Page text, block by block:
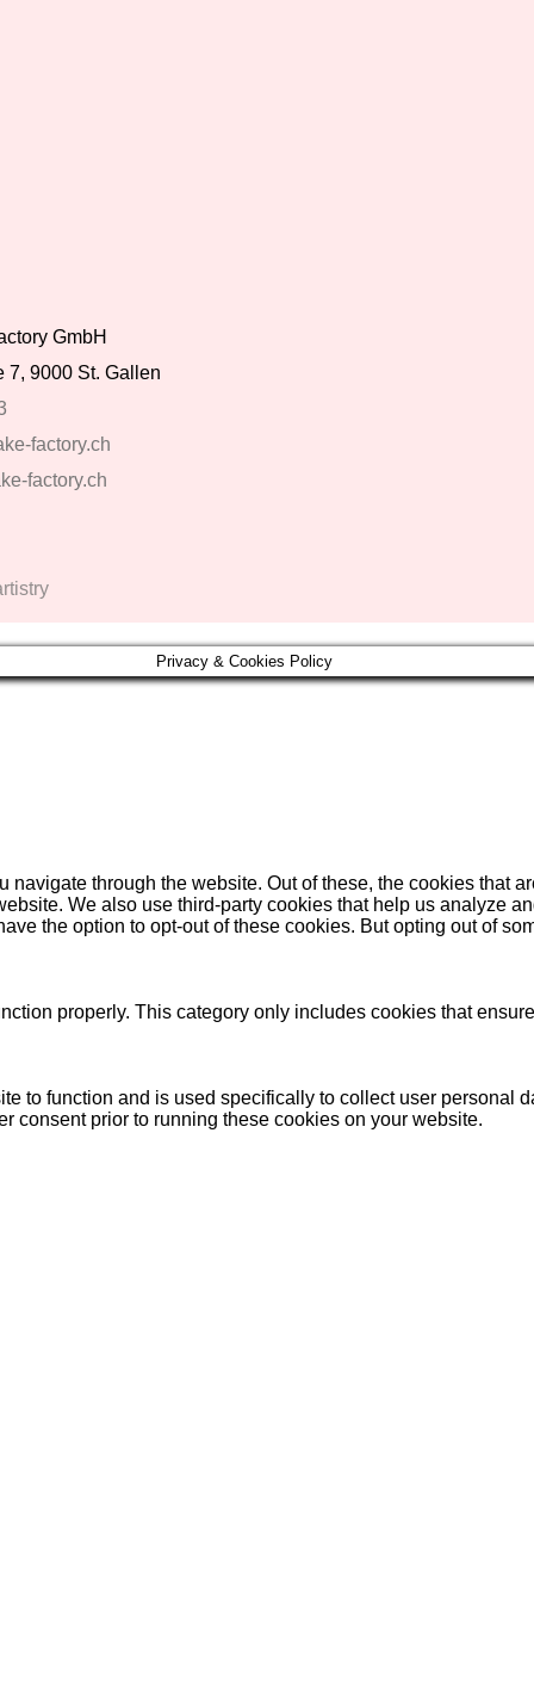
GmbH
7, 9000 St. Gallen
factory.ch
factory.ch
Privacy & Cookies Policy
through the website. Out of these, the cookies that
We also use third-party cookies that help us analyze
the option to opt-out of these cookies. But opting out of
properly. This category only includes cookies that
to function and is used specifically to collect user personal
consent prior to running these cookies on your website.